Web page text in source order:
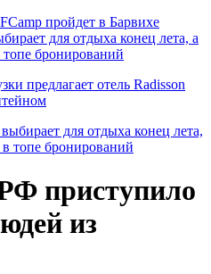
для отдыха конец лета, а
бронирований
предлагает отель Radisson
приступило
из